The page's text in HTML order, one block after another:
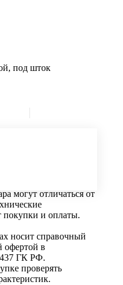
под шток
могут отличаться от
покупки и оплаты.
носит справочный
офертой в
437 ГК РФ.
проверять